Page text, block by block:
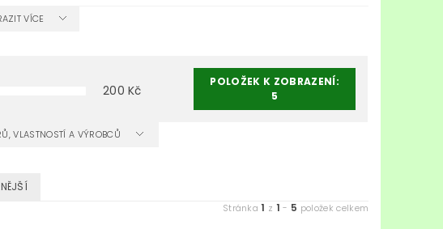
VÍCE
200 Kč
POLOŽEK K ZOBRAZENÍ:
5
VLASTNOSTÍ A VÝROBCŮ
Stránka1 z 1 - 5 položek celkem